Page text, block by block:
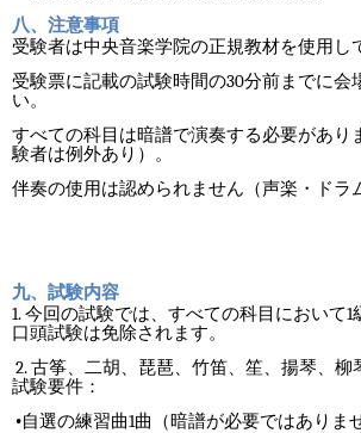
八、注意事項
受験者は中央音楽学院の正規教材を使用し
受験票に記載の試験時間の30分前までに会
い。
すべての科目は暗譜で演奏する必要があり
験者は例外あり）。
伴奏の使用は認められません（声楽・ドラ
九、試験内容
1.今回の試験では、すべての科目において1
口頭試験は免除されます。
2.古筝、二胡、琵琶、竹笛、笙、揚琴、柳
試験要件：
•自選の練習曲1曲（暗譜が必要ではありま